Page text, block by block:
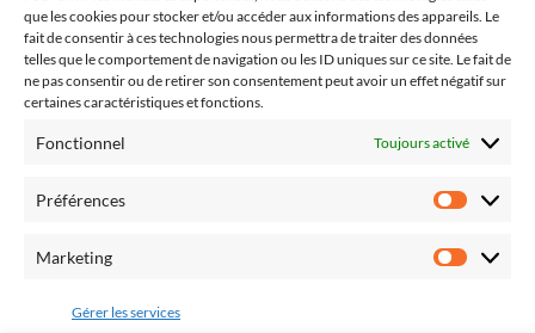
que les cookies pour stocker et/ou accéder aux informations des appareils. Le
fait de consentir à ces technologies nous permettra de traiter des données
telles que le comportement de navigation ou les ID uniques sur ce site. Le fait de
ne pas consentir ou de retirer son consentement peut avoir un effet négatif sur
certaines caractéristiques et fonctions.
Fonctionnel Toujours activé
Préférences
Marketing
Gérer les services
pratique religieuse.
Fédération Pro Europa Christiana
28170 St Sauveur Marville
Tél.: 0810 310 025